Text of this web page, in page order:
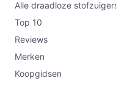
Alle draadloze
Top 10
Reviews
Merken
Koopgidsen